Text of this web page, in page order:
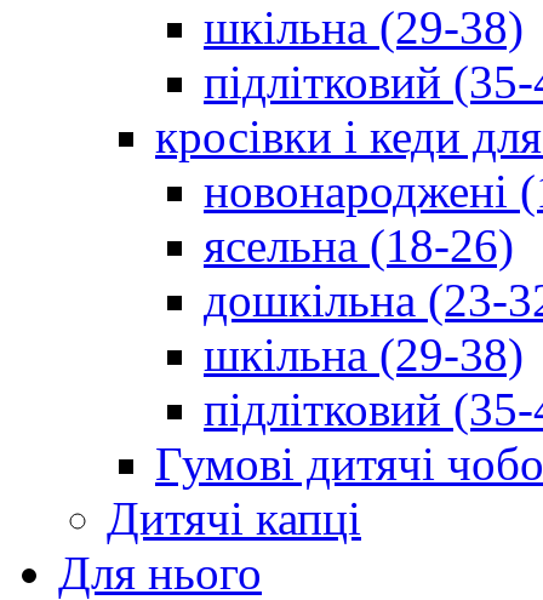
шкільна (29-38)
підлітковий
кросівки і кеди
новонароджені
ясельна (18-26)
дошкільна (23-
шкільна (29-38)
підлітковий
Гумові дитячі
Дитячі капці
Для нього